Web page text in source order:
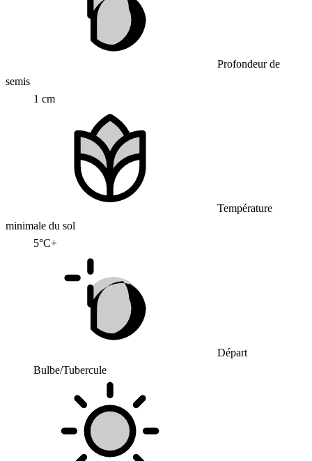
Profondeur de
semis
1 cm
Température
minimale du sol
5°C+
Départ
Bulbe/Tubercule